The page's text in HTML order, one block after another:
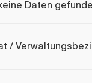
Und
Daten
/